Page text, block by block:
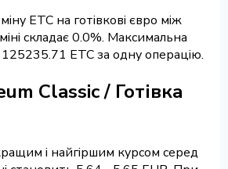
ETC на готівкові євро між
складає 0.0%. Максимальна
125235.71 ETC за одну операцію.
Classic / Готівка
і найгіршим курсом серед